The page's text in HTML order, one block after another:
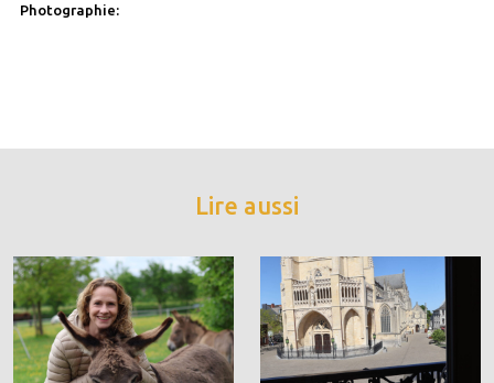
Photographie:
Lire aussi